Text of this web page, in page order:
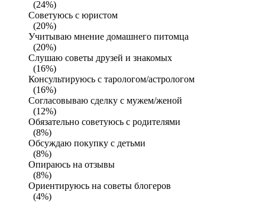
(24%)
Советуюсь с юристом
(20%)
Учитываю мнение домашнего питомца
(20%)
Слушаю советы друзей и знакомых
(16%)
Консультируюсь с тарологом/астрологом
(16%)
Согласовываю сделку с мужем/женой
(12%)
Обязательно советуюсь с родителями
(8%)
Обсуждаю покупку с детьми
(8%)
Опираюсь на отзывы
(8%)
Ориентируюсь на советы блогеров
(4%)